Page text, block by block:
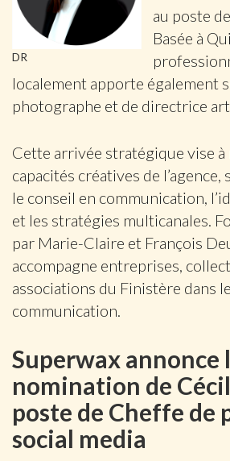
DR
au poste
Basée à
localement apporte également
photographe et de directrice
Cette arrivée stratégique vise
capacités créatives de l’agence,
le conseil en communication,
et les stratégies multicanales.
par Marie-Claire et François
accompagne entreprises,
associations du Finistère dans
communication.
Superwax annonce
nomination de
poste de Cheffe de
social media